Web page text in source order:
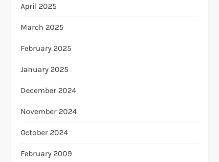
April 2025
March 2025
February 2025
January 2025
December 2024
November 2024
October 2024
February 2009